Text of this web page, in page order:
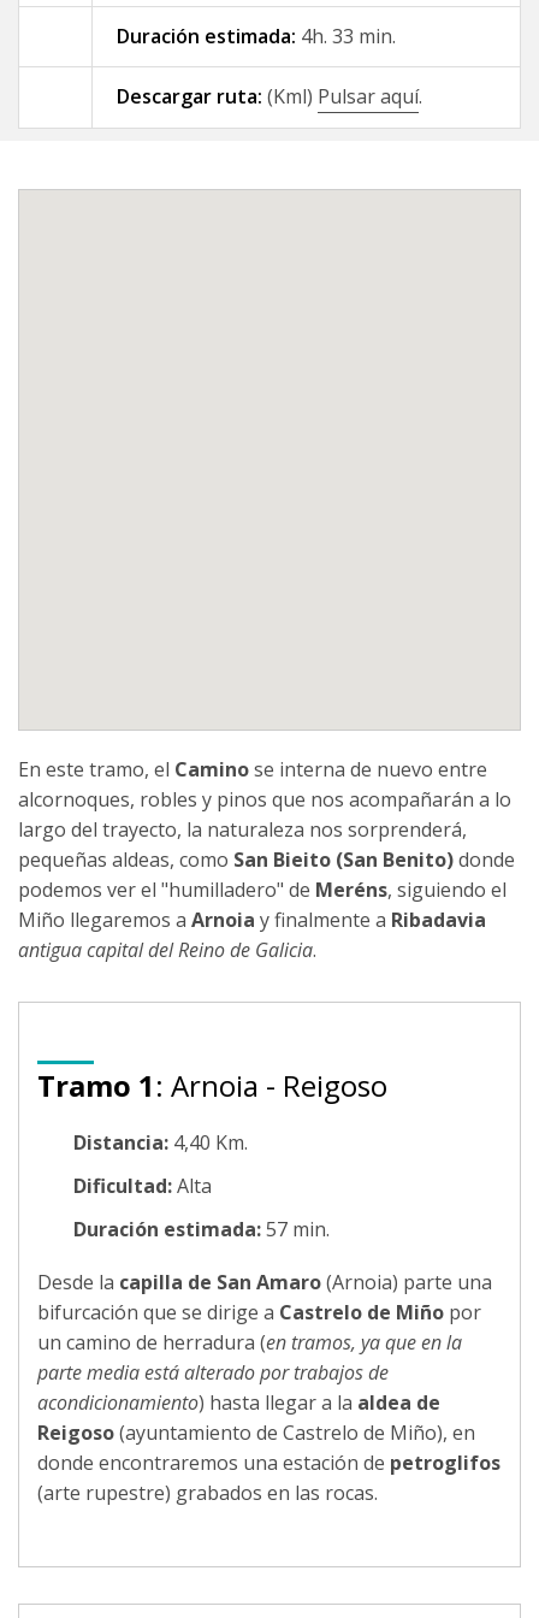
09 - A Gándara - Santiago de
Compostela
Duración estimada: 4h. 33 min.
Descargar ruta: (Kml) Pulsar aquí.
En este tramo, el Caminose interna de nuevo entre
alcornoques, robles y pinos que nos acompañarán a lo
largo del trayecto, la naturaleza nos sorprenderá,
pequeñas aldeas, como San Bieito (San Benito)donde
podemos ver el "humilladero" de Meréns, siguiendo el
Miño llegaremos a Arnoia y finalmente a Ribadavia
antigua capital del Reino de Galicia.
Tramo 1: Arnoia - Reigoso
Distancia: 4,40 Km.
Dificultad:Alta
Duración estimada:57 min.
Desde la capilla de San Amaro(Arnoia) parte una
bifurcación que se dirige a Castrelo de Miño por
un camino de herradura (en tramos, ya que en la
parte media está alterado por trabajos de
acondicionamiento) hasta llegar a la aldea de
Reigoso(ayuntamiento de Castrelo de Miño), en
donde encontraremos una estación de petroglifos
(arte rupestre) grabados en las rocas.